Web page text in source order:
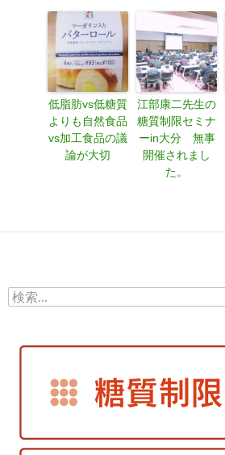
低脂肪vs低糖質
よりも自然食品
vs加工食品の議
論が大切
江部康二先生の
糖質制限セミナ
ーin大分 無事
開催されまし
た。
検
索: